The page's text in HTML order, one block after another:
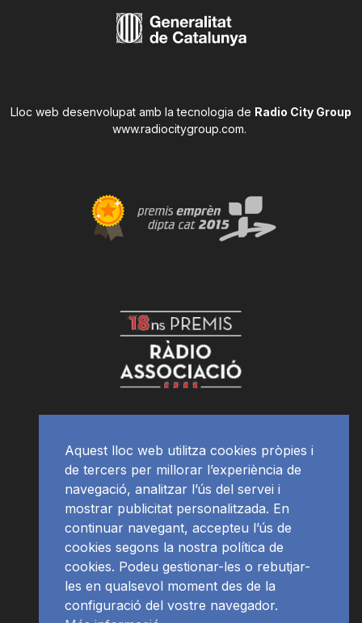
Lloc web desenvolupat amb la tecnologia de Radio City Group
www.radiocitygroup.com.
Aquest lloc web utilitza cookies pròpies i
de tercers per millorar l’experiència de
navegació, analitzar l’ús del servei i
mostrar publicitat personalitzada. En
continuar navegant, accepteu l’ús de
cookies segons la nostra política de
cookies. Podeu gestionar-les o rebutjar-
les en qualsevol moment des de la
configuració del vostre navegador.